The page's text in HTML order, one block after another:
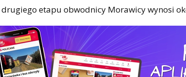
etapu obwodnicy Morawicy wynosi